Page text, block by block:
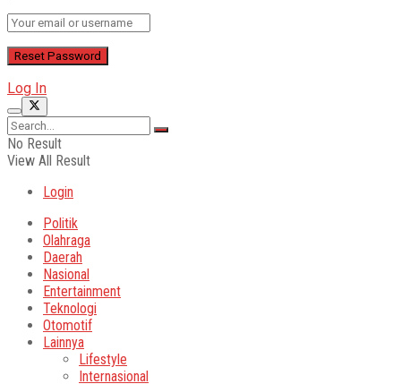
Log In
No Result
View All Result
Login
Politik
Olahraga
Daerah
Nasional
Entertainment
Teknologi
Otomotif
Lainnya
Lifestyle
Internasional